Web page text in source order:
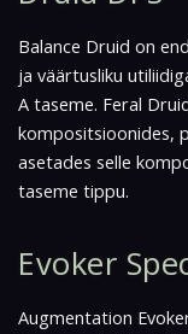
Balance Druid on
ja väärtusliku
A taseme. Feral
kompositsioonides,
asetades selle
taseme tippu.
Evoker
Augmentation